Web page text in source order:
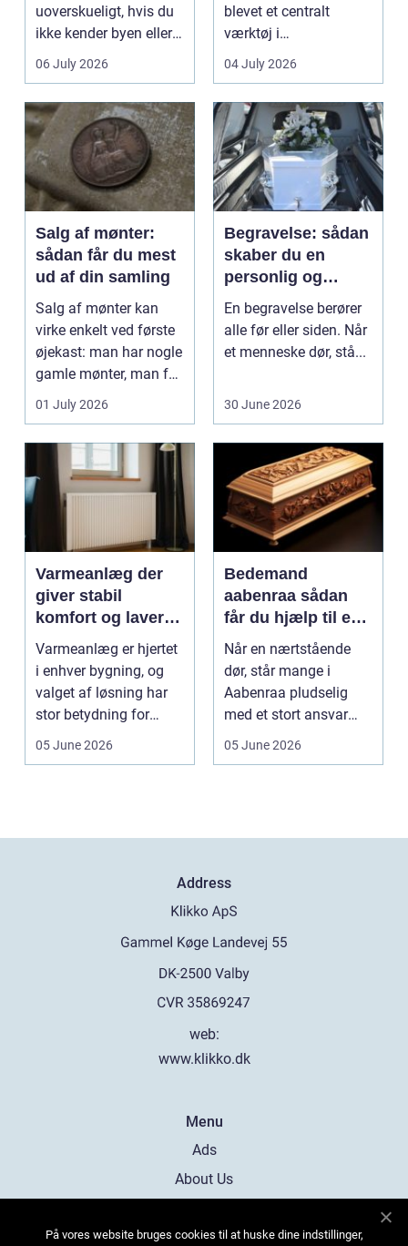
uoverskueligt, hvis du
ikke kender byen eller
det lokale...
06 July 2026
blevet et centralt
værktøj i
sundhedssektoren.
Klinikker, praksis og
beh...
04 July 2026
Salg af mønter:
sådan får du mest
ud af din samling
Salg af mønter kan
virke enkelt ved første
øjekast: man har nogle
gamle mønter, man får
dem vurderet...
01 July 2026
Begravelse: sådan
skaber du en
personlig og
respektfuld afsked
En begravelse berører
alle før eller siden. Når
et menneske dør, stå...
30 June 2026
Varmeanlæg der
giver stabil
komfort og lavere
energiregning
Varmeanlæg er hjertet
i enhver bygning, og
valget af løsning har
stor betydning for
05 June 2026
Bedemand
aabenraa sådan
får du hjælp til en
værdig afsked
Når en nærtstående
dør, står mange i
Aabenraa pludselig
med et stort ansvar
05 June 2026
Address
web:
www.klikko.dk
Menu
Ads
About Us
Contact
På vores website bruges cookies til at huske dine indstillinger,